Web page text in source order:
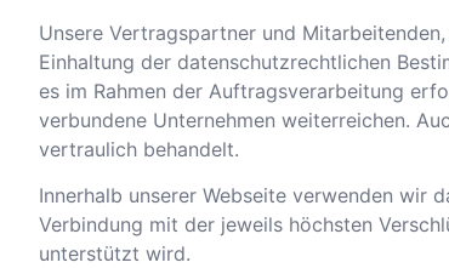
Unsere Vertragspartner und
Einhaltung der datenschutzrechtlichen
es im Rahmen der Auftragsverarbeitung
verbundene Unternehmen weiterreichen.
vertraulich behandelt.
Innerhalb unserer Webseite verwenden wir
Verbindung mit der jeweils höchsten
unterstützt wird.